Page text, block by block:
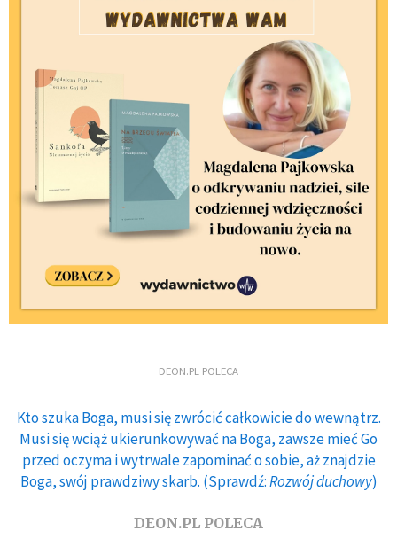
DEON.PL POLECA
Kto szuka Boga, musi się zwrócić całkowicie do wewnątrz.
Musi się wciąż ukierunkowywać na Boga, zawsze mieć Go
przed oczyma i wytrwale zapominać o sobie, aż znajdzie
Boga, swój prawdziwy skarb. (Sprawdź:Rozwój duchowy)
DEON.PL POLECA